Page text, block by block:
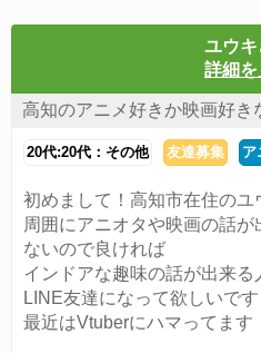
ユウ
詳細を
高知のアニメ好きか映画好き
20代:20代：その他 友達募集 ア
初めまして！高知市在住のユ
周囲にアニオタや映画の話が
ないので良ければ
インドアな趣味の話が出来る
LINE友達になって欲しいです
最近はVtuberにハマってます